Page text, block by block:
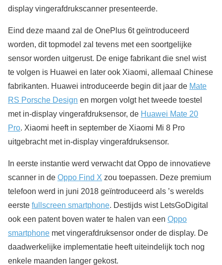
display vingerafdrukscanner presenteerde.
Eind deze maand zal de OnePlus 6t geïntroduceerd
worden, dit topmodel zal tevens met een soortgelijke
sensor worden uitgerust. De enige fabrikant die snel wist
te volgen is Huawei en later ook Xiaomi, allemaal Chinese
fabrikanten. Huawei introduceerde begin dit jaar de Mate
RS Porsche Design en morgen volgt het tweede toestel
met in-display vingerafdruksensor, de Huawei Mate 20
Pro. Xiaomi heeft in september de Xiaomi Mi 8 Pro
uitgebracht met in-display vingerafdruksensor.
In eerste instantie werd verwacht dat Oppo de innovatieve
scanner in de Oppo Find X zou toepassen. Deze premium
telefoon werd in juni 2018 geïntroduceerd als ’s werelds
eerste fullscreen smartphone. Destijds wist LetsGoDigital
ook een patent boven water te halen van een Oppo
smartphone met vingerafdruksensor onder de display. De
daadwerkelijke implementatie heeft uiteindelijk toch nog
enkele maanden langer gekost.